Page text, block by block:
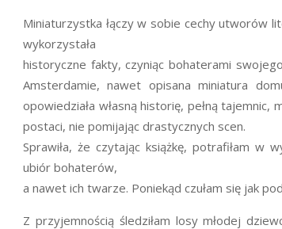
Miniaturzystka łączy w sobie cechy utworów
wykorzystała
historyczne fakty, czyniąc bohaterami
Amsterdamie, nawet opisana miniatura
opowiedziała własną historię, pełną tajemnic,
postaci, nie pomijając drastycznych scen.
Sprawiła, że czytając książkę, potrafiłam w
ubiór bohaterów,
a nawet ich twarze. Poniekąd czułam się jak
Z przyjemnością śledziłam losy młodej